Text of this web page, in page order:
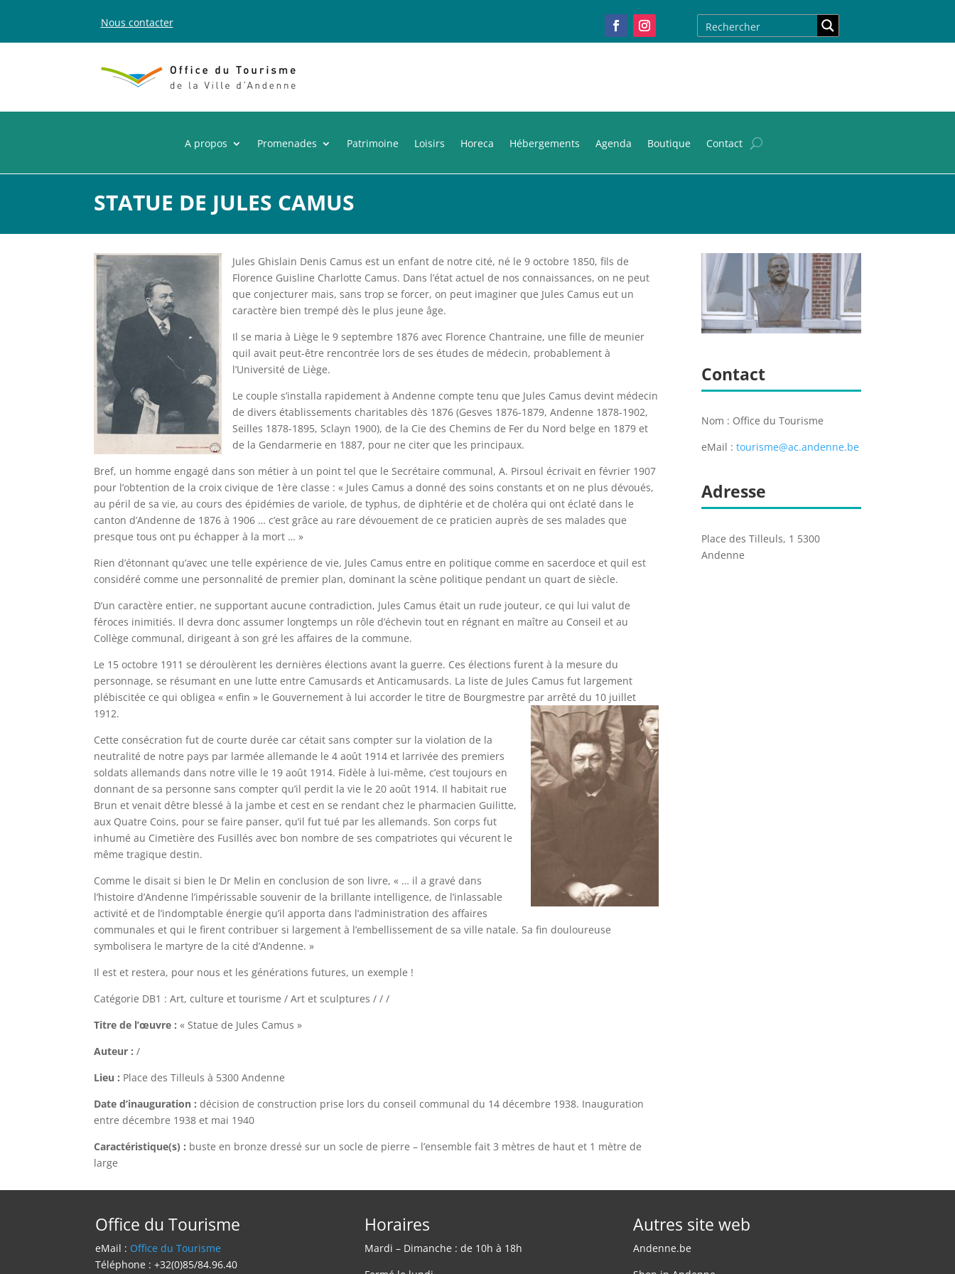
Nous contacter
A propos Promenades Patrimoine Loisirs Horeca Hébergements Agenda Boutique Contact
STATUE DE JULES CAMUS
Jules Ghislain Denis Camus est un enfant de notre cité, né le 9 octobre 1850, fils de
Florence Guisline Charlotte Camus. Dans l’état actuel de nos connaissances, on ne peut
que conjecturer mais, sans trop se forcer, on peut imaginer que Jules Camus eut un
caractère bien trempé dès le plus jeune âge.
Il se maria à Liège le 9 septembre 1876 avec Florence Chantraine, une fille de meunier
quil avait peut-être rencontrée lors de ses études de médecin, probablement à
l’Université de Liège.
Le couple s’installa rapidement à Andenne compte tenu que Jules Camus devint médecin
de divers établissements charitables dès 1876 (Gesves 1876-1879, Andenne 1878-1902,
Seilles 1878-1895, Sclayn 1900), de la Cie des Chemins de Fer du Nord belge en 1879 et
de la Gendarmerie en 1887, pour ne citer que les principaux.
Bref, un homme engagé dans son métier à un point tel que le Secrétaire communal, A. Pirsoul écrivait en février 1907
pour l’obtention de la croix civique de 1ère classe : « Jules Camus a donné des soins constants et on ne plus dévoués,
au péril de sa vie, au cours des épidémies de variole, de typhus, de diphtérie et de choléra qui ont éclaté dans le
canton d’Andenne de 1876 à 1906 … c’est grâce au rare dévouement de ce praticien auprès de ses malades que
presque tous ont pu échapper à la mort … »
Rien d’étonnant qu’avec une telle expérience de vie, Jules Camus entre en politique comme en sacerdoce et quil est
considéré comme une personnalité de premier plan, dominant la scène politique pendant un quart de siècle.
D’un caractère entier, ne supportant aucune contradiction, Jules Camus était un rude jouteur, ce qui lui valut de
féroces inimitiés. Il devra donc assumer longtemps un rôle d’échevin tout en régnant en maître au Conseil et au
Collège communal, dirigeant à son gré les affaires de la commune.
Le 15 octobre 1911 se déroulèrent les dernières élections avant la guerre. Ces élections furent à la mesure du
personnage, se résumant en une lutte entre Camusards et Anticamusards. La liste de Jules Camus fut largement
plébiscitée ce qui obligea « enfin » le Gouvernement à lui accorder le titre de Bourgmestre par arrêté du 10 juillet
1912.
Cette consécration fut de courte durée car cétait sans compter sur la violation de la
neutralité de notre pays par larmée allemande le 4 août 1914 et larrivée des premiers
soldats allemands dans notre ville le 19 août 1914. Fidèle à lui-même, c’est toujours en
donnant de sa personne sans compter qu’il perdit la vie le 20 août 1914. Il habitait rue
Brun et venait dêtre blessé à la jambe et cest en se rendant chez le pharmacien Guilitte,
aux Quatre Coins, pour se faire panser, qu’il fut tué par les allemands. Son corps fut
inhumé au Cimetière des Fusillés avec bon nombre de ses compatriotes qui vécurent le
même tragique destin.
Comme le disait si bien le Dr Melin en conclusion de son livre, « … il a gravé dans
l’histoire d’Andenne l’impérissable souvenir de la brillante intelligence, de l’inlassable
activité et de l’indomptable énergie qu’il apporta dans l’administration des affaires
communales et qui le firent contribuer si largement à l’embellissement de sa ville natale. Sa fin douloureuse
symbolisera le martyre de la cité d’Andenne. »
Il est et restera, pour nous et les générations futures, un exemple !
Catégorie DB1 : Art, culture et tourisme / Art et sculptures / / /
Titre de l’œuvre : « Statue de Jules Camus »
Auteur : /
Lieu : Place des Tilleuls à 5300 Andenne
Date d’inauguration : décision de construction prise lors du conseil communal du 14 décembre 1938. Inauguration
entre décembre 1938 et mai 1940
Caractéristique(s) : buste en bronze dressé sur un socle de pierre – l’ensemble fait 3 mètres de haut et 1 mètre de
large
Contact
Nom : Office du Tourisme
eMail : tourisme@ac.andenne.be
Adresse
Place des Tilleuls, 1 5300
Andenne
Office du Tourisme
eMail : Office du Tourisme
Téléphone : +32(0)85/84.96.40
Horaires
Mardi – Dimanche : de 10h à 18h
Autres site web
Andenne.be